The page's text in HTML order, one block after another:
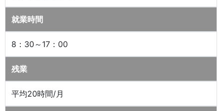
就業時間
8：30～17：00
残業
平均20時間/月